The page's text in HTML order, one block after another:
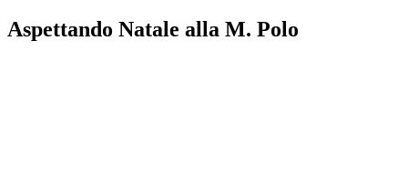
Aspettando Natale alla M. Polo